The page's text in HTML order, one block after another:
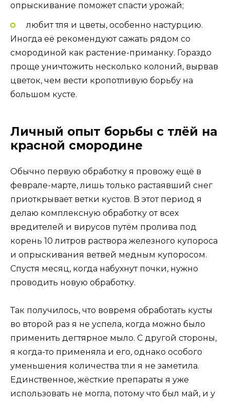
опрыскивание поможет спасти урожай;
любит тля и цветы, особенно настурцию.
Иногда её рекомендуют сажать рядом со
смородиной как растение-приманку. Гораздо
проще уничтожить несколько колоний, вырвав
цветок, чем вести кропотливую борьбу на
большом кусте.
Личный опыт борьбы с тлёй на
красной смородине
Обычно первую обработку я провожу ещё в
феврале-марте, лишь только растаявший снег
приоткрывает ветки кустов. В этот период я
делаю комплексную обработку от всех
вредителей и вирусов путём пролива под
корень 10 литров раствора железного купороса
и опрыскивания ветвей медным купоросом.
Спустя месяц, когда набухнут почки, нужно
проводить новую обработку.
Так получилось, что вовремя обработать кусты
во второй раз я не успела, когда можно было
применить дегтярное мыло. С другой стороны,
я когда-то применяла и его, однако особого
уменьшения количества тли я не заметила.
Единственное, жёсткие препараты я уже
использовать не могла, потому что был май, и у